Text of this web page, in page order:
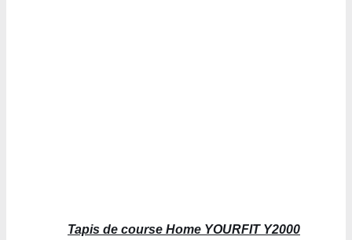
Tapis de course Home YOURFIT Y2000